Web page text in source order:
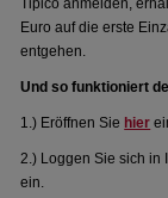
Tipico anmelden,
Euro auf die erste
entgehen.
Und so funktioniert
1.) Eröffnen Sie hier
2.) Loggen Sie sich in
ein.